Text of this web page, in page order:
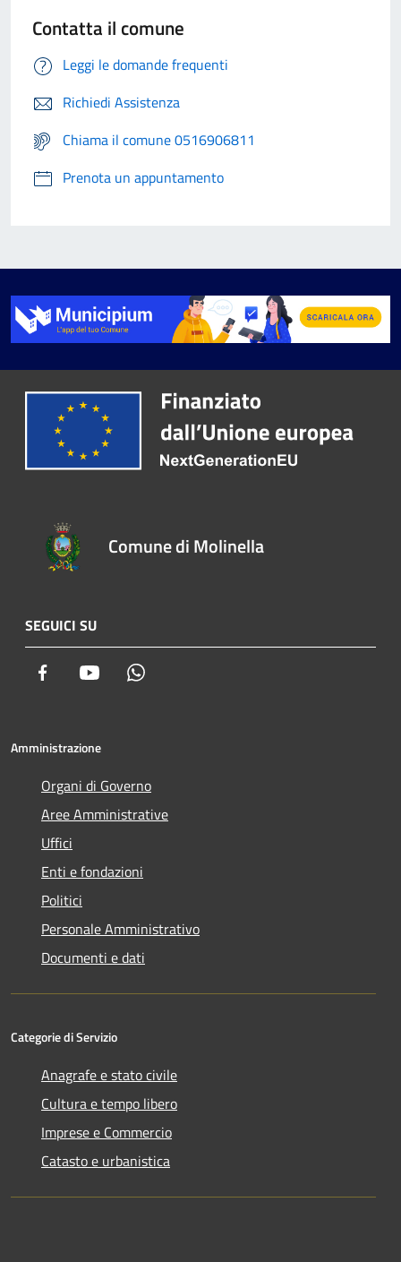
Contatta il comune
Leggi le domande frequenti
Richiedi Assistenza
Chiama il comune 0516906811
Prenota un appuntamento
Comune di Molinella
SEGUICI SU
Facebook Youtube
Amministrazione
Organi di Governo
Aree Amministrative
Uffici
Enti e fondazioni
Politici
Personale Amministrativo
Documenti e dati
Categorie di Servizio
Anagrafe e stato civile
Cultura e tempo libero
Imprese e Commercio
Catasto e urbanistica